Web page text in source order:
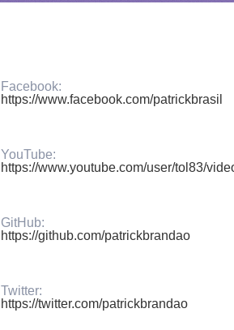
Facebook:
https://www.facebook.com/patrickbrasil
YouTube:
https://www.youtube.com/user/tol83/
GitHub:
https://github.com/patrickbrandao
Twitter:
https://twitter.com/patrickbrandao